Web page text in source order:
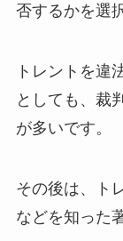
否するかを選
トレントを違
としても、裁
が多いです。
その後は、ト
などを知った